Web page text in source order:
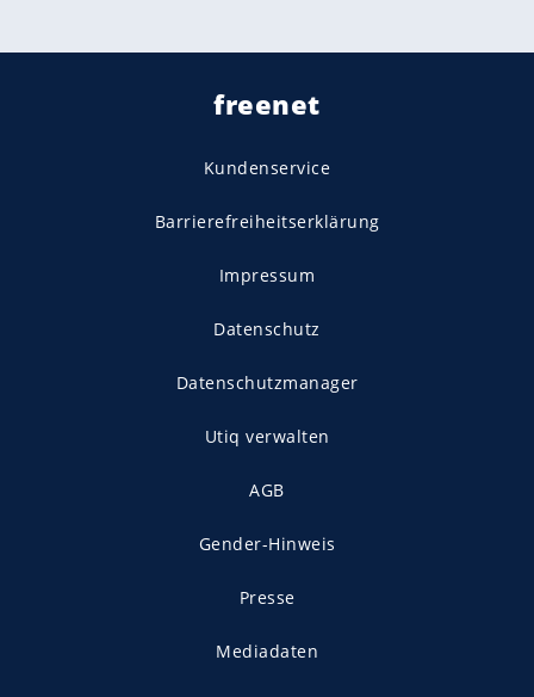
freenet
Kundenservice
Barrierefreiheitserklärung
Impressum
Datenschutz
Datenschutzmanager
Utiq verwalten
AGB
Gender-Hinweis
Presse
Mediadaten